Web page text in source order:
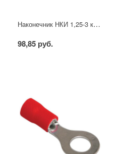
Наконечник НКИ 1,25-3 кольцо 0,5-1,5мм (20шт/упак) IEK
98,85 руб.